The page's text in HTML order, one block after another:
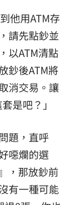
他用ATM存
請先點鈔並
以ATM清點
鈔後ATM將
消交易。讓
是吧？」
題，直呼
噁爛的選
，那放鈔前
有一種可能